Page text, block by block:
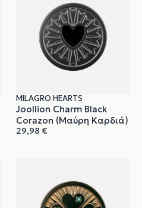
MILAGRO HEARTS
Joollion Charm Black
Corazon (Μαύρη Καρδιά)
29,98 €